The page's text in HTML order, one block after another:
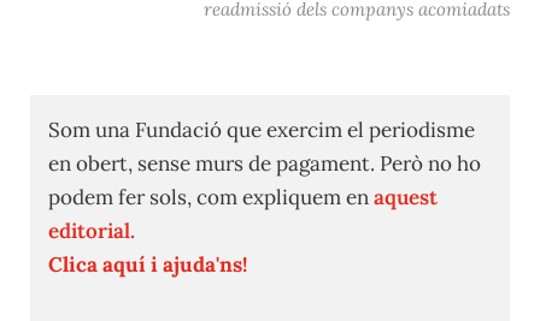
readmissió dels companys acomiadats
Som una Fundació que exercim el periodisme
en obert, sense murs de pagament. Però no ho
podem fer sols, com expliquem enaquest
editorial.
Clica aquí i ajuda'ns!